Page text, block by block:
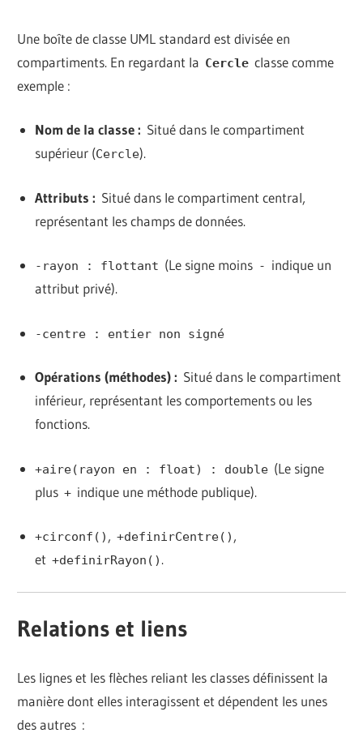
Une boîte de classe UML standard est divisée en
compartiments. En regardant la Cercle classe comme
exemple :
Nom de la classe : Situé dans le compartiment
supérieur (Cercle).
Attributs : Situé dans le compartiment central,
représentant les champs de données.
-rayon : flottant (Le signe moins - indique un
attribut privé).
-centre : entier non signé
Opérations (méthodes) : Situé dans le compartiment
inférieur, représentant les comportements ou les
fonctions.
+aire(rayon en : float) : double(Le signe
plus +indique une méthode publique).
+circonf() , +definirCentre() ,
et +definirRayon() .
Relations et liens
Les lignes et les flèches reliant les classes définissent la
manière dont elles interagissent et dépendent les unes
des autres :